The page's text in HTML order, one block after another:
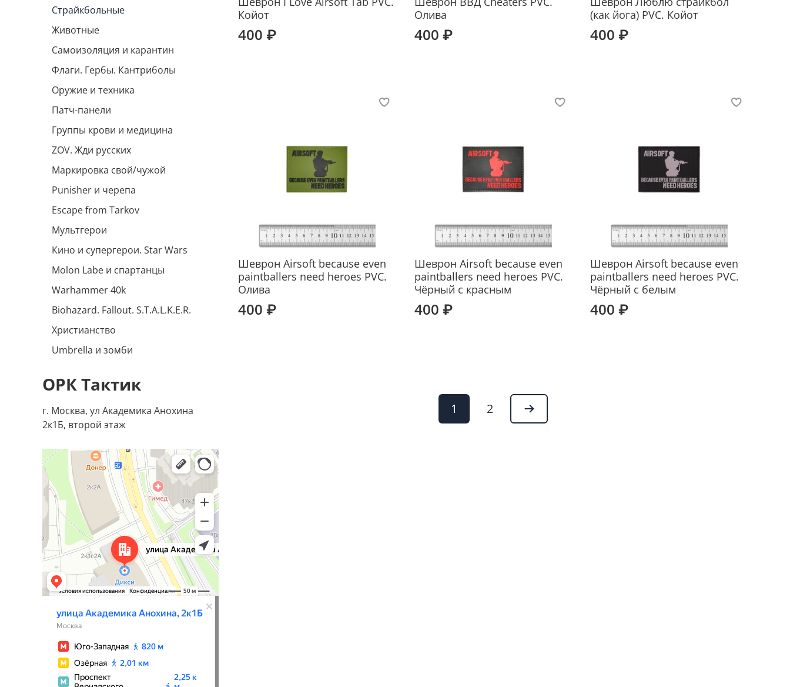
Койот
400 ₽
Олива
400 ₽
(как йога) PVC. Койот
400 ₽
Шеврон Airsoft because even
paintballers need heroes PVC.
Олива
400 ₽
Шеврон Airsoft because even
paintballers need heroes PVC.
Чёрный с красным
400 ₽
Шеврон Airsoft because even
paintballers need heroes PVC.
Чёрный с белым
400 ₽
1 2
Страйкбольные
Животные
Самоизоляция и карантин
Флаги. Гербы. Кантриболы
Оружие и техника
Патч-панели
Группы крови и медицина
ZOV. Жди русских
Маркировка свой/чужой
Punisher и черепа
Escape from Tarkov
Мультгерои
Кино и супергерои. Star Wars
Molon Labe и спартанцы
Warhammer 40k
Biohazard. Fallout. S.T.A.L.K.E.R.
Христианство
Umbrella и зомби
ОРК Тактик
г. Москва, ул Академика Анохина
2к1Б, второй этаж